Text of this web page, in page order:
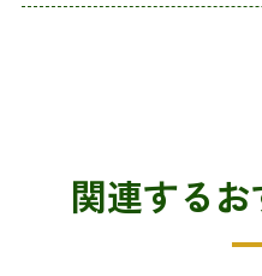
関連する